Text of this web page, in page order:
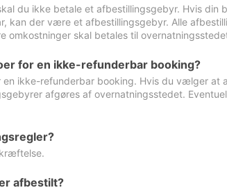
du ikke betale et afbestillingsgebyr. Hvis din
kan der være et afbestillingsgebyr. Alle
omkostninger skal betales til
for en ikke-refunderbar booking?
ikke-refunderbar booking. Hvis du vælger at
afgøres af overnatningsstedet.
afbestilt?